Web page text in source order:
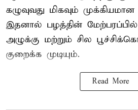
கழுவுவது மிகவும்
இதனால் பழத்தின் மேற்பரப்பில்
அழுக்கு மற்றும் சில
குறைக்க முடியும்.
Read More